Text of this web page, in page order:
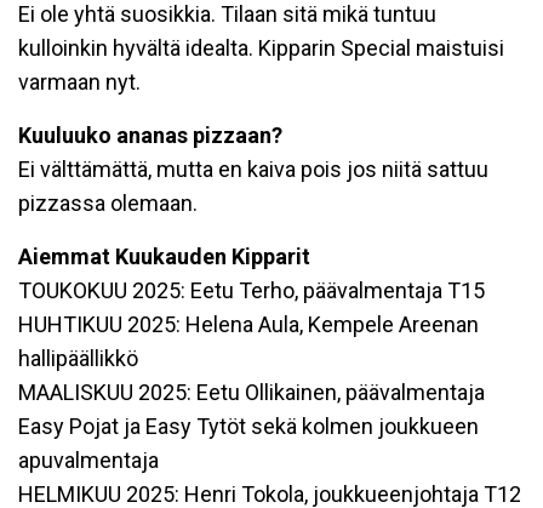
Ei ole yhtä suosikkia. Tilaan sitä mikä tuntuu
kulloinkin hyvältä idealta. Kipparin Special maistuisi
varmaan nyt.
Kuuluuko ananas pizzaan?
Ei välttämättä, mutta en kaiva pois jos niitä sattuu
pizzassa olemaan.
Aiemmat Kuukauden Kipparit
TOUKOKUU 2025: Eetu Terho, päävalmentaja T15
HUHTIKUU 2025: Helena Aula, Kempele Areenan
hallipäällikkö
MAALISKUU 2025: Eetu Ollikainen, päävalmentaja
Easy Pojat ja Easy Tytöt sekä kolmen joukkueen
apuvalmentaja
HELMIKUU 2025: Henri Tokola, joukkueenjohtaja T12